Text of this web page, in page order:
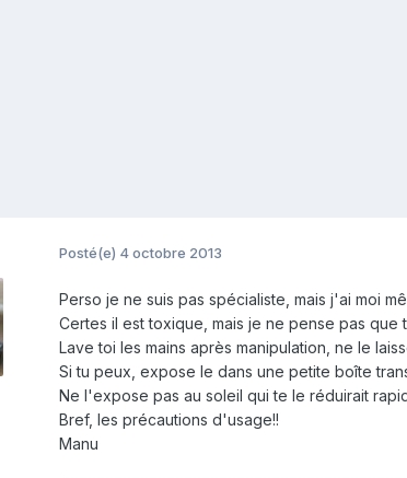
Posté(e) 4 octobre 2013
Perso je ne suis pas spécialiste, mais j'ai moi
Certes il est toxique, mais je ne pense pas
Lave toi les mains après manipulation, ne le
Si tu peux, expose le dans une petite boîte
Ne l'expose pas au soleil qui te le réduirait
Bref, les précautions d'usage!!
Manu